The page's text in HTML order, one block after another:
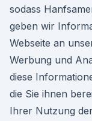
sodass
geben wir
Webseite an
Werbung und
diese
die Sie ihnen
Ihrer Nutzung